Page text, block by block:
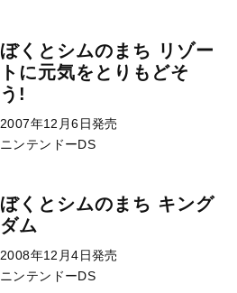
ぼくとシムのまち リゾー
トに元気をとりもどそ
う!
2007年12月6日発売
ニンテンドーDS
ぼくとシムのまち キング
ダム
2008年12月4日発売
ニンテンドーDS